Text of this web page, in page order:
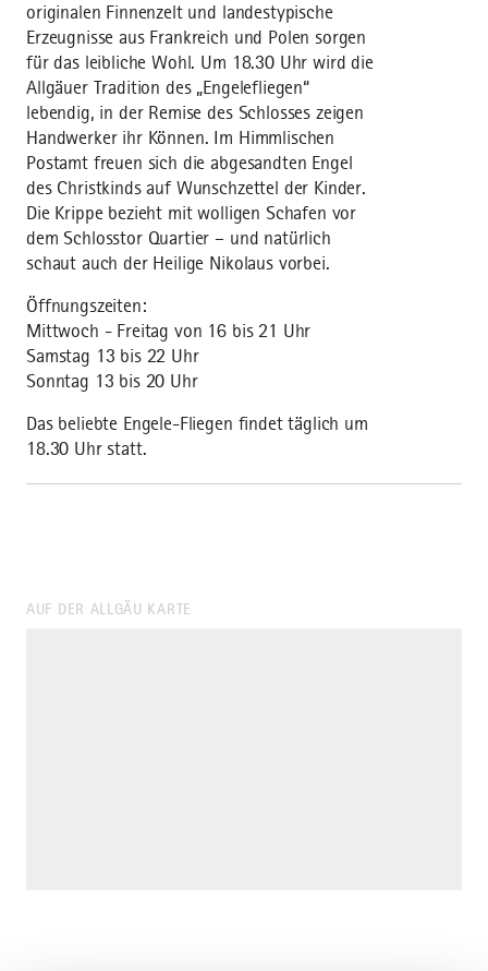
originalen Finnenzelt und landestypische
Erzeugnisse aus Frankreich und Polen sorgen
für das leibliche Wohl. Um 18.30 Uhr wird die
Allgäuer Tradition des „Engelefliegen“
lebendig, in der Remise des Schlosses zeigen
Handwerker ihr Können. Im Himmlischen
Postamt freuen sich die abgesandten Engel
des Christkinds auf Wunschzettel der Kinder.
Die Krippe bezieht mit wolligen Schafen vor
dem Schlosstor Quartier – und natürlich
schaut auch der Heilige Nikolaus vorbei.
Öffnungszeiten:
Mittwoch - Freitag von 16 bis 21 Uhr
Samstag 13 bis 22 Uhr
Sonntag 13 bis 20 Uhr
Das beliebte Engele-Fliegen findet täglich um
18.30 Uhr statt.
AUF DER ALLGÄU KARTE